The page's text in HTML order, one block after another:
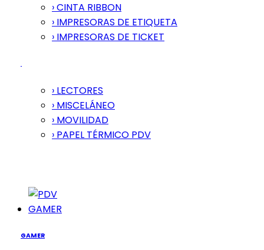
› CINTA RIBBON
› IMPRESORAS DE ETIQUETA
› IMPRESORAS DE TICKET
› LECTORES
› MISCELÁNEO
› MOVILIDAD
› PAPEL TÉRMICO PDV
GAMER
GAMER